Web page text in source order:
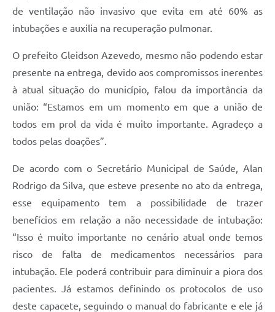
de ventilação não invasivo que evita em até 60% as
intubações e auxilia na recuperação pulmonar.
O prefeito Gleidson Azevedo, mesmo não podendo estar
presente na entrega, devido aos compromissos inerentes
à atual situação do município, falou da importância da
união: “Estamos em um momento em que a união de
todos em prol da vida é muito importante. Agradeço a
todos pelas doações”.
De acordo com o Secretário Municipal de Saúde, Alan
Rodrigo da Silva, que esteve presente no ato da entrega,
esse equipamento tem a possibilidade de trazer
benefícios em relação a não necessidade de intubação:
“Isso é muito importante no cenário atual onde temos
risco de falta de medicamentos necessários para
intubação. Ele poderá contribuir para diminuir a piora dos
pacientes. Já estamos definindo os protocolos de uso
deste capacete, seguindo o manual do fabricante e ele já